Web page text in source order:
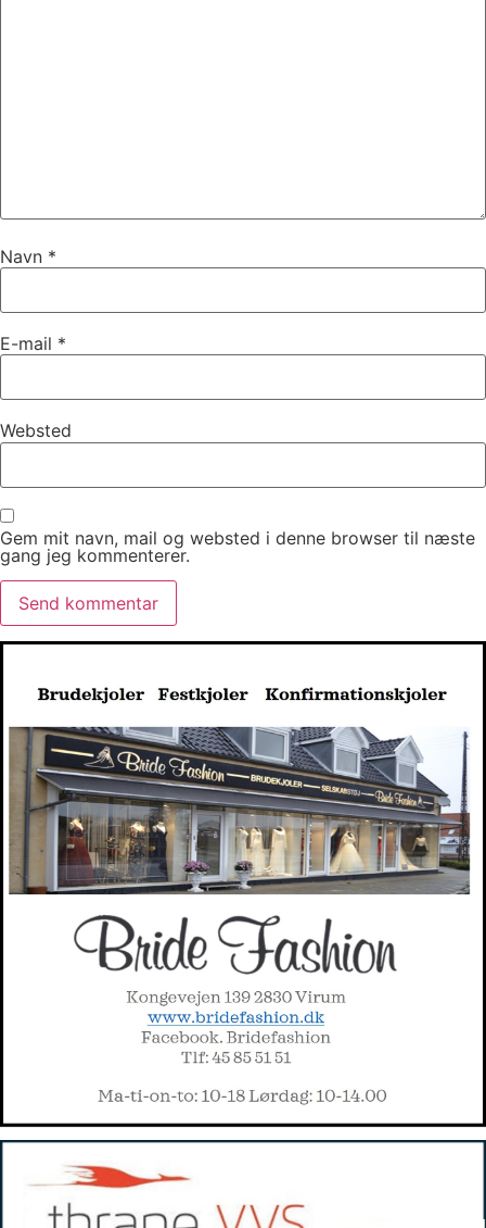
Navn *
E-mail *
Websted
Gem mit navn, mail og websted i denne browser til næste
gang jeg kommenterer.